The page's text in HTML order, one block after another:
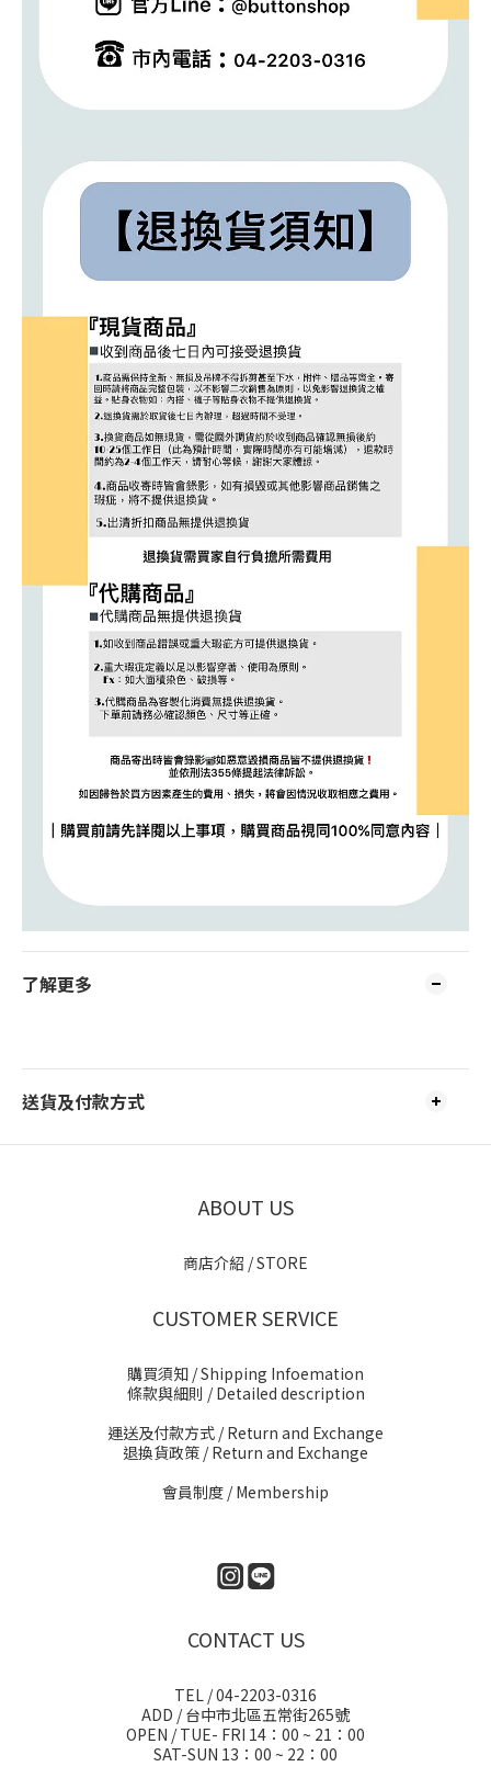
了解更多
送貨及付款方式
ABOUT US
商店介紹 / STORE
CUSTOMER SERVICE
購買須知 / Shipping Infoemation
條款與細則 / Detailed description
運送及付款方式 / Return and Exchange
退換貨政策 / Return and Exchange
會員制度 / Membership
CONTACT US
TEL / 04-2203-0316
ADD / 台中市北區五常街265號
OPEN / TUE- FRI 14：00 ~ 21：00
SAT-SUN 13：00 ~ 22：00